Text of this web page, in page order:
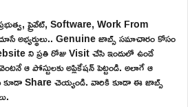
ప్రైవేట్, Software, Work From
అభ్యర్థులు.. Genuine జాబ్స్ సమాచారం కోసం
ని ప్రతి రోజు Visit చేసి ఇందులో ఉండే
ఆ పోస్టులకు అప్లికేషన్ పెట్టండి. అలాగే ఆ
కూడా Share చెయ్యండి. వారికి కూడా ఈ జాబ్స్